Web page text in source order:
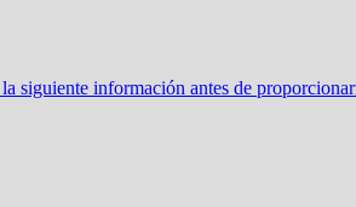
siguiente información antes de